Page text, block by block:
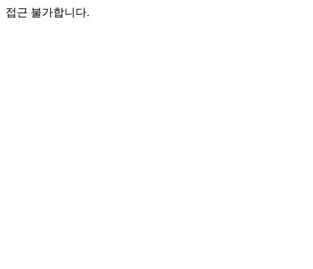
접근 불가합니다.